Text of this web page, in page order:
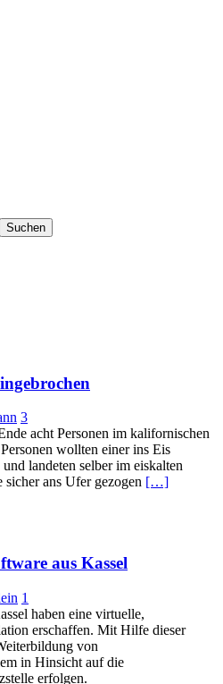
3
acht Personen im kalifornischen
wollten einer ins Eis
landeten selber im eiskalten
ans Ufer gezogen […]
aus Kassel
1
haben eine virtuelle,
erschaffen. Mit Hilfe dieser
von
in Hinsicht auf die
erfolgen.